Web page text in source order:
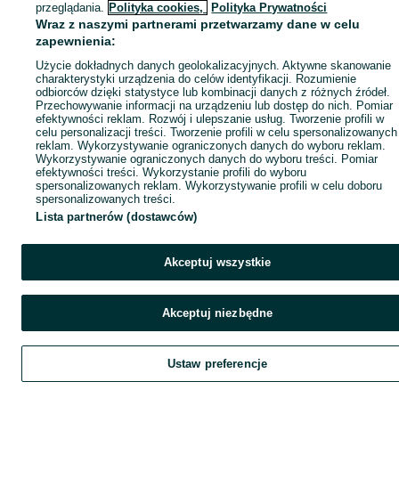
Szukaj Obserwujesz Dodaj Czat
przeglądania. Polityka cookies, Polityka Prywatności
Wraz z naszymi partnerami przetwarzamy dane w celu
zapewnienia:
Użycie dokładnych danych geolokalizacyjnych. Aktywne skanowanie
charakterystyki urządzenia do celów identyfikacji. Rozumienie
odbiorców dzięki statystyce lub kombinacji danych z różnych źródeł.
Przechowywanie informacji na urządzeniu lub dostęp do nich. Pomiar
efektywności reklam. Rozwój i ulepszanie usług. Tworzenie profili w
celu personalizacji treści. Tworzenie profili w celu spersonalizowanych
reklam. Wykorzystywanie ograniczonych danych do wyboru reklam.
Wykorzystywanie ograniczonych danych do wyboru treści. Pomiar
efektywności treści. Wykorzystanie profili do wyboru
spersonalizowanych reklam. Wykorzystywanie profili w celu doboru
spersonalizowanych treści.
Lista partnerów (dostawców)
Akceptuj wszystkie
Akceptuj niezbędne
Ustaw preferencje